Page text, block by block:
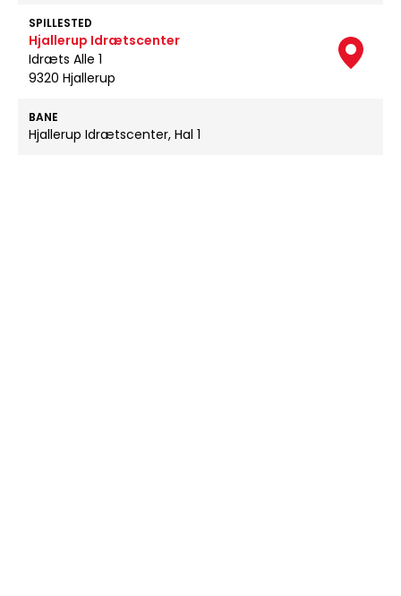
SPILLESTED
Hjallerup Idrætscenter
Idræts Alle 1
9320 Hjallerup
BANE
Hjallerup Idrætscenter, Hal 1